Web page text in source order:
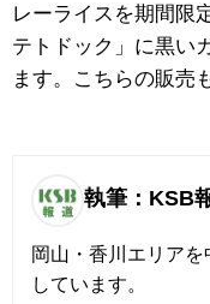
レーライスを期間限
テトドック」に黒い
ます。こちらの販売
執筆：KSB
岡山・香川エリア
しています。